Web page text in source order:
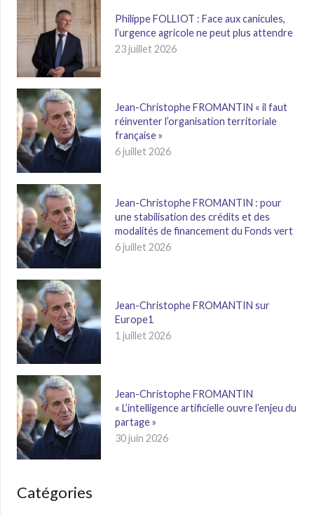
Philippe FOLLIOT : Face aux canicules,
l’urgence agricole ne peut plus attendre
23 juillet 2026
Jean-Christophe FROMANTIN « il faut
réinventer l’organisation territoriale
française »
6 juillet 2026
Jean-Christophe FROMANTIN : pour
une stabilisation des crédits et des
modalités de financement du Fonds vert
6 juillet 2026
Jean-Christophe FROMANTIN sur
Europe1
1 juillet 2026
Jean-Christophe FROMANTIN
« L’intelligence artificielle ouvre l’enjeu du
partage »
30 juin 2026
Catégories